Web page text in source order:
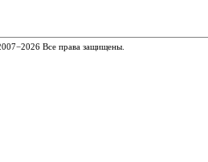
Все права защищены.